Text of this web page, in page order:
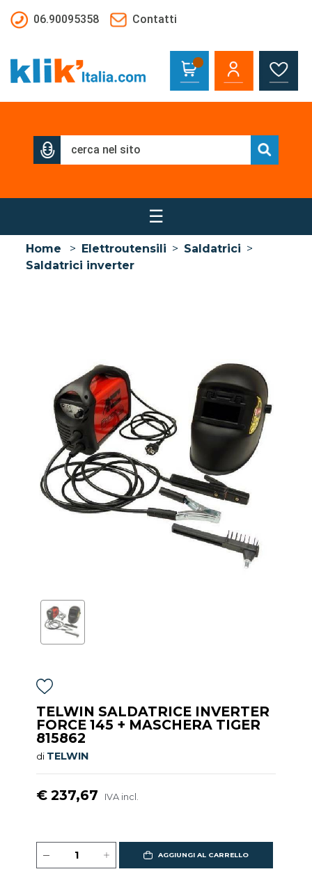
06.90095358
Contatti
☰
Home > Elettroutensili > Saldatrici >
Saldatrici inverter
TELWIN SALDATRICE INVERTER
FORCE 145 + MASCHERA TIGER
815862
di TELWIN
€ 237,67 IVA incl.
AGGIUNGI AL CARRELLO